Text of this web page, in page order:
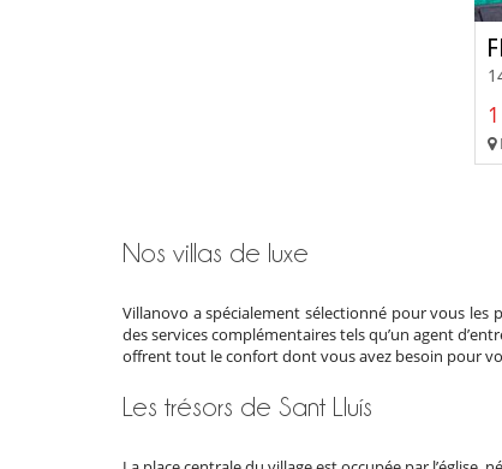
Nos villas de luxe
Villanovo a spécialement sélectionné pour vous les
des services complémentaires tels qu’un agent
offrent tout le confort dont vous avez besoin pour
Les trésors de Sant Lluís